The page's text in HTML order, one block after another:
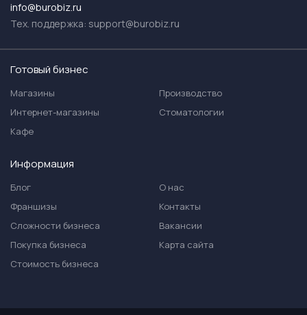
info@burobiz.ru
Тех. поддержка: support@burobiz.ru
Готовый бизнес
Магазины
Интернет-магазины
Кафе
Производство
Стоматологии
Информация
Блог
Франшизы
Сложности бизнеса
Покупка бизнеса
Стоимость бизнеса
О нас
Контакты
Вакансии
Карта сайта